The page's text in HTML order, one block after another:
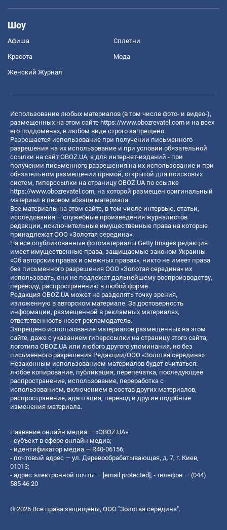
Шоу
Афиша Сплетни
Красота Мода
Женский Журнал
Использование любых материалов (в том числе фото- и видео-),
размещенных на этом сайте https://www.obozrevatel.com и на всех
его поддоменах, в любом виде строго запрещено.
Разрешается использование при получении письменного
разрешения на их использование и при условии обязательной
ссылки на сайт OBOZ.UA, а для интернет-изданий - при
получении письменного разрешения на их использование и при
обязательном размещении прямой, открытой для поисковых
систем, гиперссылки на страницу OBOZ.UA по ссылке
https://www.obozrevatel.com, на которой размещен оригинальный
материал в первом абзаце материала.
Все материалы на этом сайте, в том числе интервью, статьи,
исследования – служебные произведения журналистов
редакции, исключительные имущественные права на которые
принадлежат ООО «Золотая середина».
На все опубликованные фотоматериалы Getty Images редакция
имеет имущественные права, защищаемые законом Украины
«Об авторских правах и смежных правах», никто не имеет права
без письменного разрешения ООО «Золотая середина» их
использовать, они не подлежат дальнейшему воспроизводству,
переводу, распространению в любой форме.
Редакция OBOZ.UA может не разделять точку зрения,
изложенную в авторском материале. За достоверность
информации, размещенной в рекламных материалах,
ответственность несет рекламодатель.
Запрещено использование материалов размещенных на этом
сайте, даже с указанием гиперссылки на страницу этого сайта,
логотипа OBOZ.UA или любого другого упоминания, но без
письменного разрешения Редакции/ООО «Золотая середина»
Незаконным использованием материалов будет считаться:
любое копирование, публикация, перепечатка, последующее
распространение, использование, переработка с
использованием, включением в состав других материалов,
распространение, адаптация, перевод и другие подобные
изменения материала.
Название онлайн медиа — «OBOZ.UA»
- субъект в сфере онлайн медиа;
- идентификатор медиа — R40-06156;
- почтовый адрес — ул. Деревообрабатывающая, д. 7, г. Киев,
01013;
- адрес электронной почты — [email protected]; - телефон — (044)
585 46 20
© 2026 Все права защищены, ООО "Золотая середина".